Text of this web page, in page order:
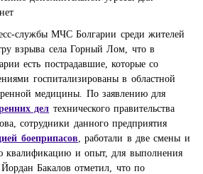
службы МЧС Болгарии среди жителей
взрыва села Горный Лом, что в
есть пострадавшие, которые со
госпитализированы в областной
медицины. По заявлению для
дел технического правительства
сотрудники данного предприятия
боеприпасов, работали в две смены и
квалификацию и опыт, для выполнения
Бакалов отметил, что по